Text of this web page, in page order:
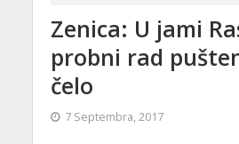
Zenica: U jami
probni rad
čelo
7 Septembra, 2017